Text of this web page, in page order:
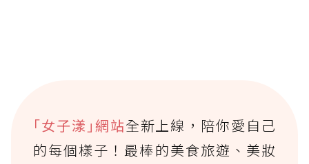
｢女子漾｣網站全新上線，陪你愛自己
的每個樣子！最棒的美食旅遊、美妝